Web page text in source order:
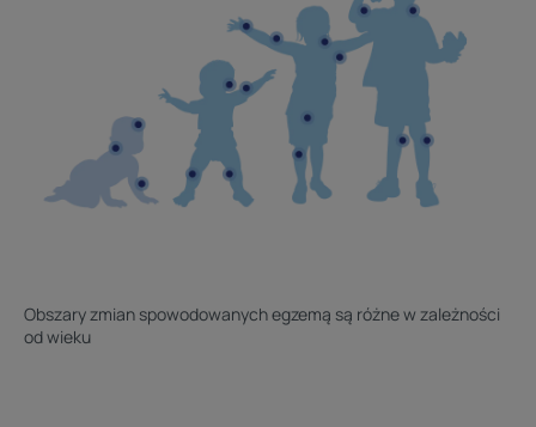
Obszary zmian spowodowanych egzemą są różne w zależności
od wieku